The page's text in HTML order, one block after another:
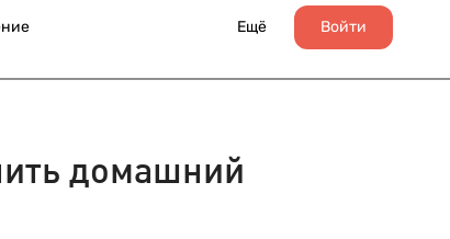
Ещё Войти
домашний